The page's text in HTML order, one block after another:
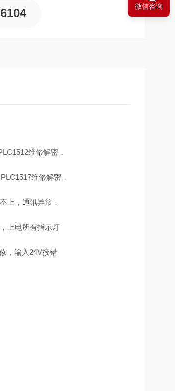
维修解密，
维修解密，
上，通讯异常，
上电所有指示灯
，输入24V接错
微信咨询